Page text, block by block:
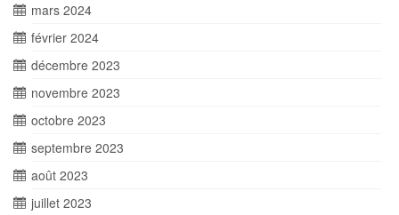
mars 2024
février 2024
décembre 2023
novembre 2023
octobre 2023
septembre 2023
août 2023
juillet 2023